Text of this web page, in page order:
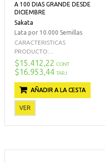
A 100 DIAS GRANDE DESDE
DICIEMBRE
Sakata
Lata por 10.000 Semillas
CARACTERISTICAS
PRODUCTO:...
$15.412,22 CONT
$16.953,44 TARJ
AÑADIR A LA CESTA
VER